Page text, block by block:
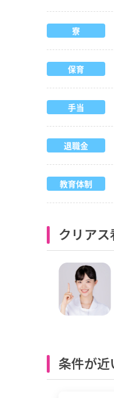
寮
保育
手当
退職金
教育体制
クリア
条件が近